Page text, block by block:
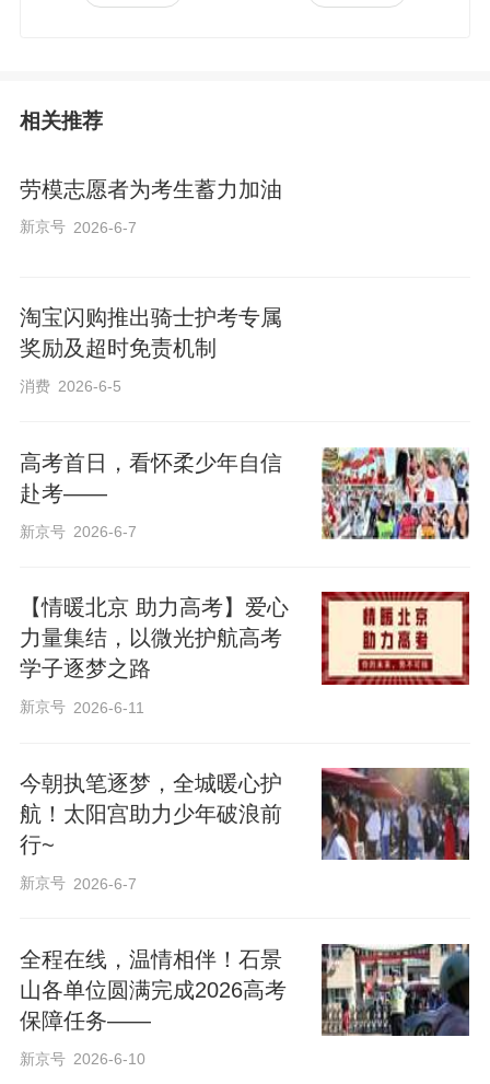
相关推荐
劳模志愿者为考生蓄力加油
新京号 2026-6-7
淘宝闪购推出骑士护考专属
奖励及超时免责机制
消费 2026-6-5
高考首日，看怀柔少年自信
赴考——
新京号 2026-6-7
【情暖北京 助力高考】爱心
力量集结，以微光护航高考
学子逐梦之路
新京号 2026-6-11
今朝执笔逐梦，全城暖心护
航！太阳宫助力少年破浪前
行~
新京号 2026-6-7
全程在线，温情相伴！石景
山各单位圆满完成2026高考
保障任务——
新京号 2026-6-10